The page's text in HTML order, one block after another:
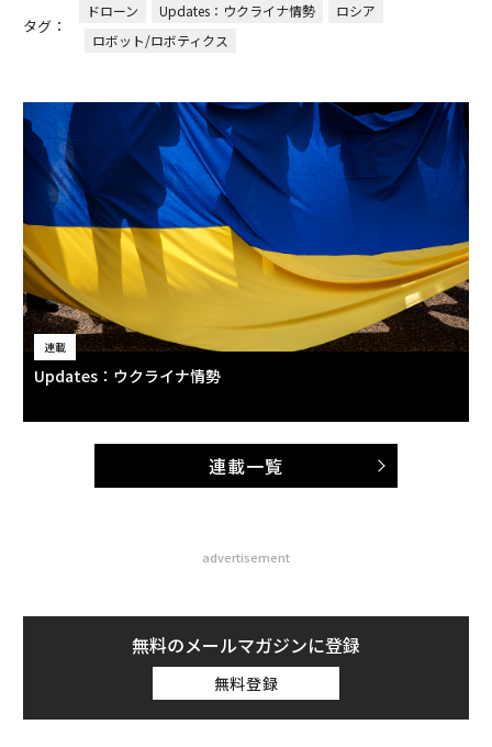
タグ：
ドローン Updates：ウクライナ情勢
ロシア
ロボット/ロボティクス
連載
Updates：ウクライナ情勢
連載一覧
advertisement
無料のメールマガジンに登録
無料登録